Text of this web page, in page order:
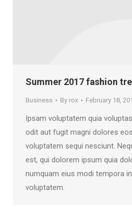
Summer 2017 fashion
Business By rox February 18,
Ipsam voluptatem quia
odit aut fugit magni dolores
voluptatem sequi nesciunt.
est, qui dolorem ipsum quia
numquam eius modi tempora
voluptatem.